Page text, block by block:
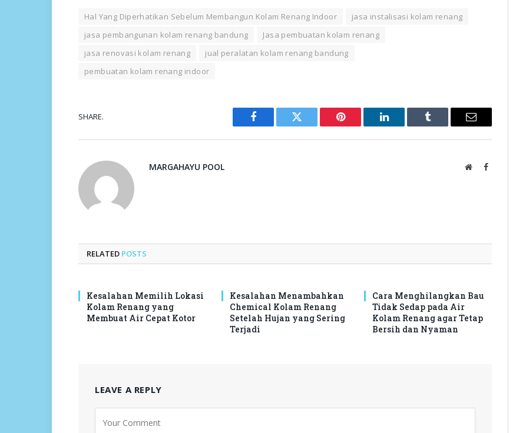
Hal Yang Diperhatikan Sebelum Membangun Kolam Renang Indoor
jasa instalisasi kolam renang
jasa pembangunan kolam renang bandung
Jasa pembuatan kolam renang
jasa renovasi kolam renang
jual peralatan kolam renang bandung
pembuatan kolam renang indoor
SHARE.
Facebook Twitter Pinterest LinkedIn Tumblr Email
MARGAHAYU POOL WebsiteFacebook
RELATED POSTS
Kesalahan Memilih Lokasi
Kolam Renang yang
Membuat Air Cepat Kotor
Kesalahan Menambahkan
Chemical Kolam Renang
Setelah Hujan yang Sering
Terjadi
Cara Menghilangkan Bau
Tidak Sedap pada Air
Kolam Renang agar Tetap
Bersih dan Nyaman
LEAVE A REPLY